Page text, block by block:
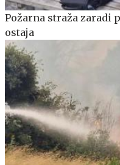
Požarna straža zaradi
ostaja